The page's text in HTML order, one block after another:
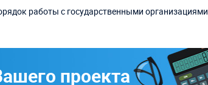
работы с государственными организациями
проекта